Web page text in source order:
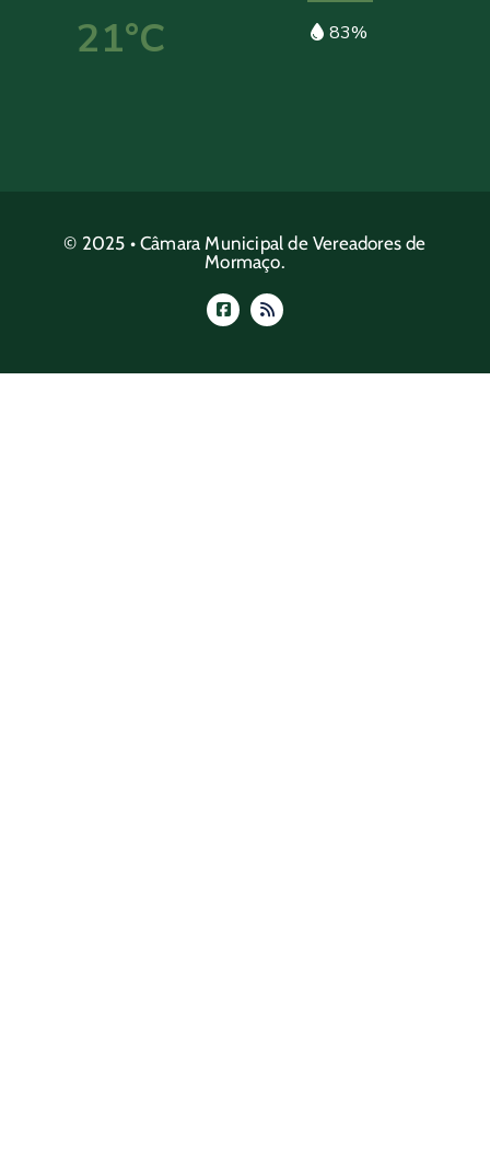
83%
21°C
© 2025 • Câmara Municipal de Vereadores de
Mormaço.